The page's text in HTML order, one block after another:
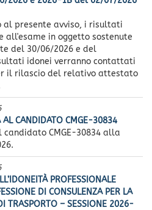
al presente avviso, i risultati
in oggetto sostenute
del 30/06/2026 e del
idonei verranno contattati
il rilascio del relativo attestato
AL CANDIDATO CMGE-30834
CMGE-30834 alla
PROFESSIONALE
DI CONSULENZA PER LA
TRASPORTO – SESSIONE 2026-